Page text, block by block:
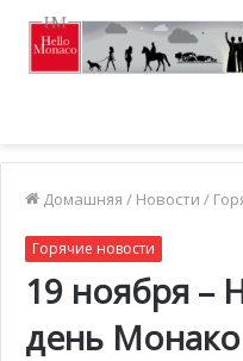
Домашняя / Новости /
Горячие новости
19 ноября –
день Монако